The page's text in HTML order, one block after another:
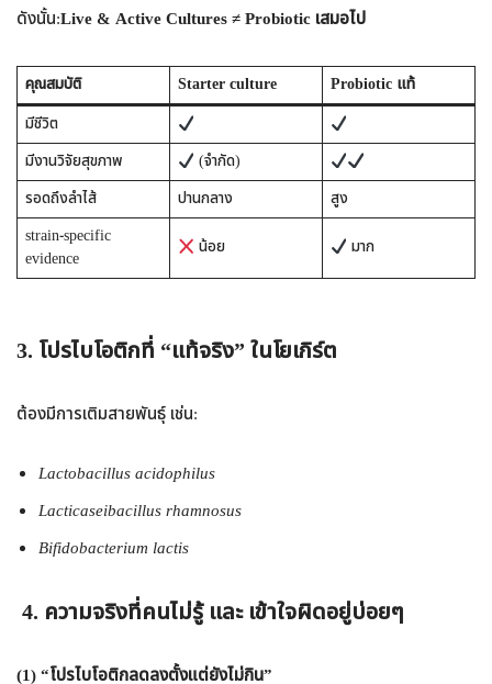
ดังนั้น:Live & Active Cultures ≠ Probiotic เสมอไป
คุณสมบัติ Starter culture Probiotic แท้
มีชีวิต
มีงานวิจัยสุขภาพ
(จำกัด)
รอดถึงลำไส้
ปานกลาง
สูง
strain-specific
evidence
น้อย มาก
3. โปรไบโอติกที่ “แท้จริง” ในโยเกิร์ต
ต้องมีการเติมสายพันธุ์ เช่น:
Lactobacillus acidophilus
Lacticaseibacillus rhamnosus
Bifidobacterium lactis
4. ความจริงที่คนไม่รู้ และ เข้าใจผิดอยู่บ่อยๆ
(1)“โปรไบโอติกลดลงตั้งแต่ยังไม่กิน”